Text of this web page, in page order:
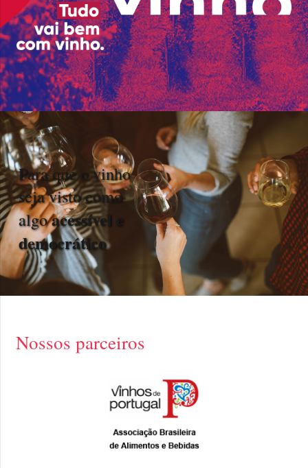
Para que o vinho
seja visto como
algoacessível e
democrático
Nossos parceiros